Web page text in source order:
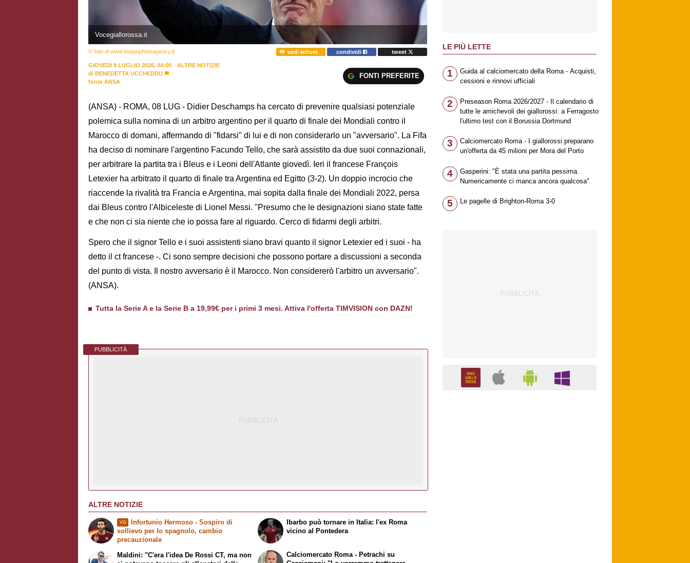
Vocegiallorossa.it
© foto di www.imagephotoagency.it vedi letture condividi tweet
GIOVEDÌ 9 LUGLIO 2026, 04:00
ALTRE NOTIZIE
di BENEDETTA UCCHEDDU
fonte ANSA
FONTI PREFERITE
(ANSA) - ROMA, 08 LUG - Didier Deschamps ha cercato di prevenire qualsiasi potenziale
polemica sulla nomina di un arbitro argentino per il quarto di finale dei Mondiali contro il
Marocco di domani, affermando di "fidarsi" di lui e di non considerarlo un "avversario". La Fifa
ha deciso di nominare l'argentino Facundo Tello, che sarà assistito da due suoi connazionali,
per arbitrare la partita tra i Bleus e i Leoni dell'Atlante giovedì. Ieri il francese François
Letexier ha arbitrato il quarto di finale tra Argentina ed Egitto (3-2). Un doppio incrocio che
riaccende la rivalità tra Francia e Argentina, mai sopita dalla finale dei Mondiali 2022, persa
dai Bleus contro l'Albiceleste di Lionel Messi. "Presumo che le designazioni siano state fatte
e che non ci sia niente che io possa fare al riguardo. Cerco di fidarmi degli arbitri.
Spero che il signor Tello e i suoi assistenti siano bravi quanto il signor Letexier ed i suoi - ha
detto il ct francese -. Ci sono sempre decisioni che possono portare a discussioni a seconda
del punto di vista. Il nostro avversario è il Marocco. Non considererò l'arbitro un avversario".
(ANSA).
Tutta la Serie A e la Serie B a 19,99€ per i primi 3 mesi. Attiva l'offerta TIMVISION con DAZN!
PUBBLICITÀ
ALTRE NOTIZIE
VG
Infortunio Hermoso - Sospiro di
sollievo per lo spagnolo, cambio
precauzionale
Maldini: "C'era l'idea De Rossi CT, ma non
Ibarbo può tornare in Italia: l'ex Roma
vicino al Pontedera
Calciomercato Roma - Petrachi su
LE PIÙ LETTE
1
Guida al calciomercato della Roma - Acquisti,
cessioni e rinnovi ufficiali
2
Preseason Roma 2026/2027 - Il calendario di
tutte le amichevoli dei giallorossi: a Ferragosto
l'ultimo test con il Borussia Dortmund
3
Calciomercato Roma - I giallorossi preparano
un'offerta da 45 milioni per Mora del Porto
4
Gasperini: "È stata una partita pessima.
Numericamente ci manca ancora qualcosa"
5 Le pagelle di Brighton-Roma 3-0